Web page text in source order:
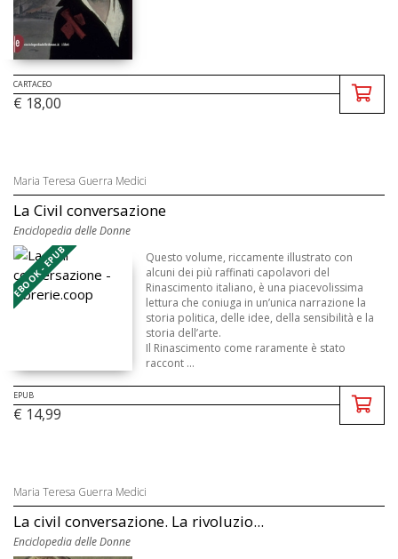
CARTACEO
€ 18,00
Maria Teresa Guerra Medici
La Civil conversazione
Enciclopedia delle Donne
EBOOK - EPUB
Questo volume, riccamente illustrato con
alcuni dei più raffinati capolavori del
Rinascimento italiano, è una piacevolissima
lettura che coniuga in un’unica narrazione la
storia politica, delle idee, della sensibilità e la
storia dell’arte.
Il Rinascimento come raramente è stato
raccont ...
EPUB
€ 14,99
Maria Teresa Guerra Medici
La civil conversazione. La rivoluzio...
Enciclopedia delle Donne